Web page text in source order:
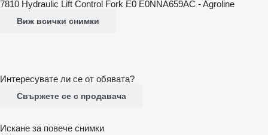
Виж всички снимки
Интересувате ли се от обявата?
Свържете се с продавача
Искане за повече снимки